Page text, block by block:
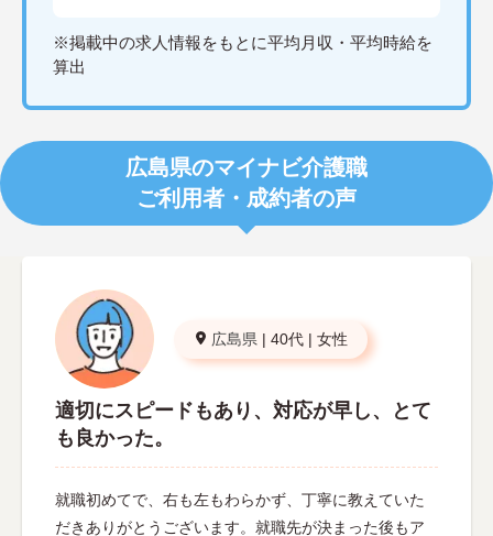
※掲載中の求人情報をもとに平均月収・平均時給を
算出
広島県のマイナビ介護職
ご利用者・成約者の声
広島県 | 40代 | 女性
適切にスピードもあり、対応が早し、とて
も良かった。
就職初めてで、右も左もわらかず、丁寧に教えていた
だきありがとうございます。就職先が決まった後もア